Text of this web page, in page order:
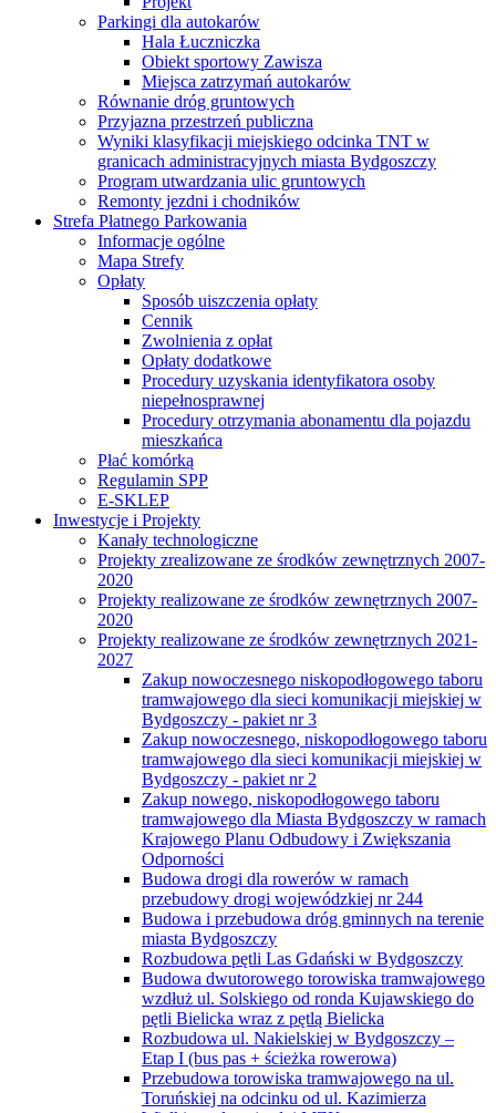
Parkingi dla autokarów
Hala Łuczniczka
Obiekt sportowy Zawisza
Miejsca zatrzymań autokarów
Równanie dróg gruntowych
Przyjazna przestrzeń publiczna
Wyniki klasyfikacji miejskiego odcinka TNT w
granicach administracyjnych miasta Bydgoszczy
Program utwardzania ulic gruntowych
Remonty jezdni i chodników
Strefa Płatnego Parkowania
Informacje ogólne
Mapa Strefy
Opłaty
Sposób uiszczenia opłaty
Cennik
Zwolnienia z opłat
Opłaty dodatkowe
Procedury uzyskania identyfikatora osoby
niepełnosprawnej
Procedury otrzymania abonamentu dla pojazdu
mieszkańca
Płać komórką
Regulamin SPP
E-SKLEP
Inwestycje i Projekty
Kanały technologiczne
Projekty zrealizowane ze środków zewnętrznych 2007-
2020
Projekty realizowane ze środków zewnętrznych 2007-
2020
Projekty realizowane ze środków zewnętrznych 2021-
2027
Zakup nowoczesnego niskopodłogowego taboru
tramwajowego dla sieci komunikacji miejskiej w
Bydgoszczy - pakiet nr 3
Zakup nowoczesnego, niskopodłogowego taboru
tramwajowego dla sieci komunikacji miejskiej w
Bydgoszczy - pakiet nr 2
Zakup nowego, niskopodłogowego taboru
tramwajowego dla Miasta Bydgoszczy w ramach
Krajowego Planu Odbudowy i Zwiększania
Odporności
Budowa drogi dla rowerów w ramach
przebudowy drogi wojewódzkiej nr 244
Budowa i przebudowa dróg gminnych na terenie
miasta Bydgoszczy
Rozbudowa pętli Las Gdański w Bydgoszczy
Budowa dwutorowego torowiska tramwajowego
wzdłuż ul. Solskiego od ronda Kujawskiego do
pętli Bielicka wraz z pętlą Bielicka
Rozbudowa ul. Nakielskiej w Bydgoszczy –
Etap I (bus pas + ścieżka rowerowa)
Przebudowa torowiska tramwajowego na ul.
Toruńskiej na odcinku od ul. Kazimierza